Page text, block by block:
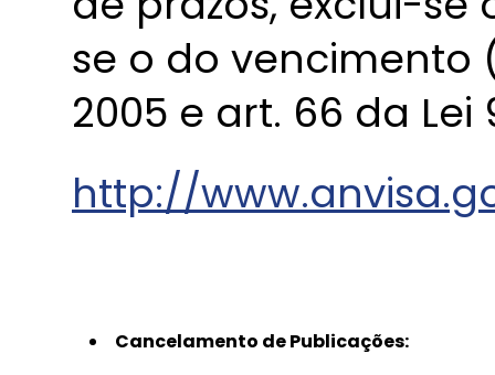
se o do vencimento
2005 e art. 66 da Lei
http://
Cancelamento de Publicações: